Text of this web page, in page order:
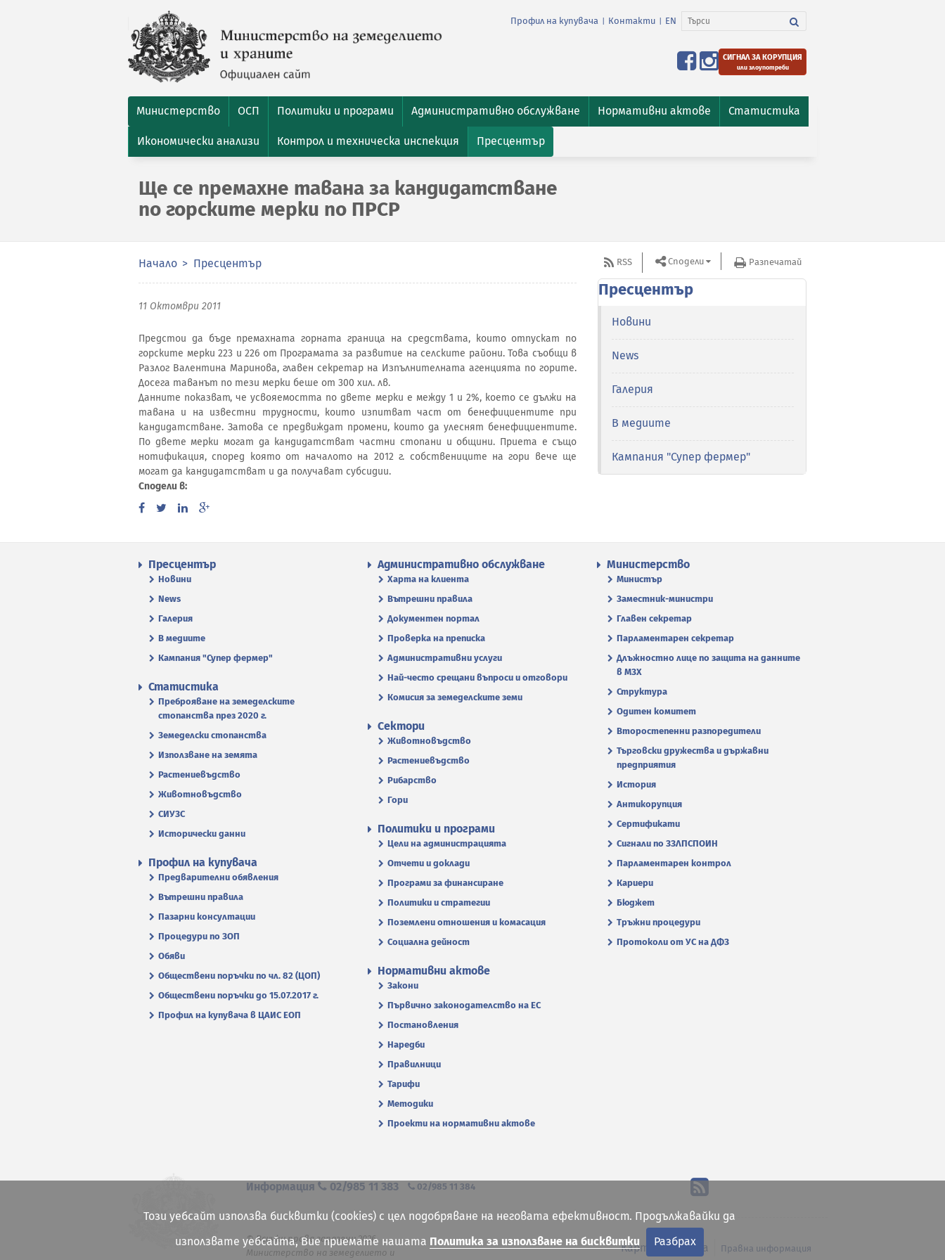
Профил на купувача Контакти EN
СИГНАЛ ЗА КОРУПЦИЯ
или злоупотреби
Министерство ОСП Политики и програми Административно обслужване Нормативни актове Статистика
Икономически анализи Контрол и техническа инспекция Пресцентър
Ще се премахне тавана за кандидатстване
по горските мерки по ПРСР
Начало Пресцентър
11 Октомври 2011
Предстои да бъде премахната горната граница на средствата, които отпускат по
горските мерки 223 и 226 от Програмата за развитие на селските райони. Това съобщи в
Разлог Валентина Маринова, главен секретар на Изпълнителната агенцията по горите.
Досега таванът по тези мерки беше от 300 хил. лв.
Данните показват, че усвояемостта по двете мерки е между 1 и 2%, което се дължи на
тавана и на известни трудности, които изпитват част от бенефициентите при
кандидатстване. Затова се предвиждат промени, които да улеснят бенефициентите.
По двете мерки могат да кандидатстват частни стопани и общини. Приета е също
нотификация, според която от началото на 2012 г. собствениците на гори вече ще
могат да кандидатстват и да получават субсидии.
Сподели в:
RSS Сподели Разпечатай
Пресцентър
Новини
News
Галерия
В медиите
Кампания "Супер фермер"
Пресцентър
Новини
News
Галерия
В медиите
Кампания "Супер фермер"
Административно обслужване
Харта на клиента
Вътрешни правила
Документен портал
Проверка на преписка
Административни услуги
Най-често срещани въпроси и отговори
Комисия за земеделските земи
Министерство
Министър
Заместник-министри
Главен секретар
Парламентарен секретар
Длъжностно лице по защита на данните
в МЗХ
Структура
Одитен комитет
Второстепенни разпоредители
Търговски дружества и държавни
предприятия
История
Антикорупция
Сертификати
Сигнали по ЗЗЛПСПОИН
Парламентарен контрол
Кариери
Бюджет
Тръжни процедури
Протоколи от УС на ДФЗ
Статистика
Преброяване на земеделските
стопанства през 2020 г.
Земеделски стопанства
Използване на земята
Растениевъдство
Животновъдство
СИУЗС
Исторически данни
Сектори
Животновъдство
Растениевъдство
Рибарство
Гори
Политики и програми
Цели на администрацията
Отчети и доклади
Програми за финансиране
Политики и стратегии
Поземлени отношения и комасация
Социална дейност
Профил на купувача
Предварителни обявления
Вътрешни правила
Пазарни консултации
Процедури по ЗОП
Обяви
Обществени поръчки по чл. 82 (ЦОП)
Обществени поръчки до 15.07.2017 г.
Профил на купувача в ЦАИС ЕОП
Нормативни актове
Закони
Първично законодателство на ЕС
Постановления
Наредби
Правилници
Тарифи
Методики
Проекти на нормативни актове
Информация 02/985 11 383 02/985 11 384
© Всички права запазени 2026
Министерство на земеделието и
Карта на сайта Правна информация
Този уебсайт използва бисквитки (cookies) с цел подобряване на неговата ефективност. Продължавайки да
използвате уебсайта, Вие приемате нашата Политика за използване на бисквитки Разбрах